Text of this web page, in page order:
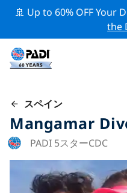
🚢 Up to 60% OFF Your
the
スペイン
Mangamar
PADI 5スターCDC